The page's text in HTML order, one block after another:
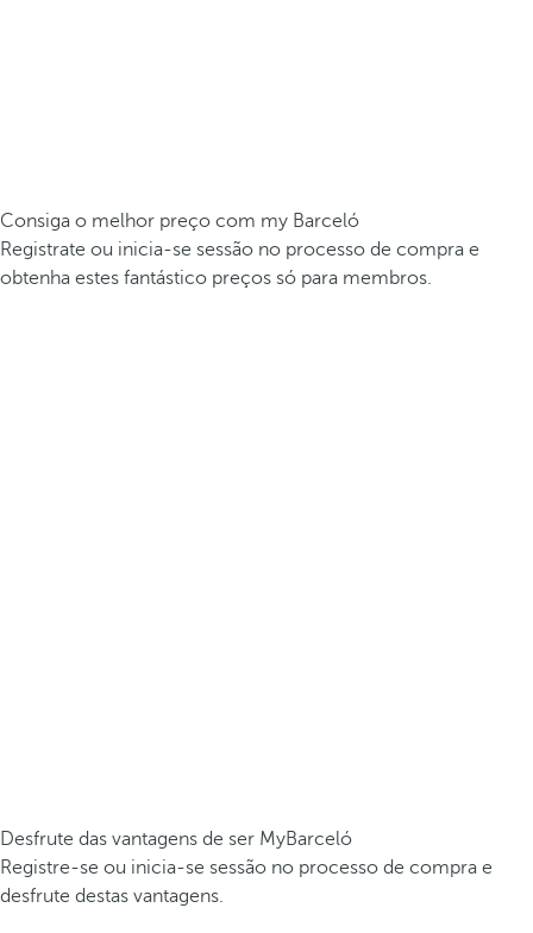
Consiga o melhor preço com my Barceló
Registrate ou inicia-se sessão no processo de compra e
obtenha estes fantástico preços só para membros.
Desfrute das vantagens de ser MyBarceló
Registre-se ou inicia-se sessão no processo de compra e
desfrute destas vantagens.